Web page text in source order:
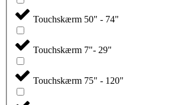
Touchskærm 50" - 74"
Touchskærm 7"- 29"
Touchskærm 75" - 120"